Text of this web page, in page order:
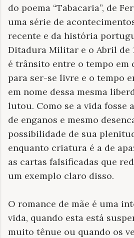
do poema “Tabacaria”, de
uma série de
recente e da história
Ditadura Militar e o Abril de
é trânsito entre o tempo em
para ser-se livre e o tempo
em nome dessa mesma
lutou. Como se a vida fosse
de enganos e mesmo
possibilidade de sua
enquanto criatura é a de
as cartas falsificadas que
um exemplo claro disso.
O romance de mãe é uma
vida, quando esta está
muito tênue ou quando os